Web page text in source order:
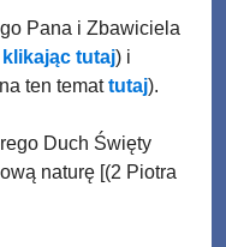
Pana i Zbawiciela
klikając tutaj) i
ten temattutaj).
Duch Święty
naturę [(2 Piotra